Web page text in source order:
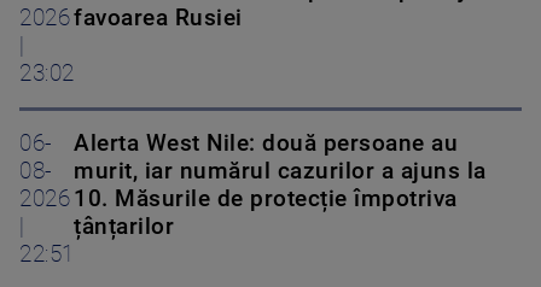
2026
23:02
favoarea Rusiei
06-
08-
2026
22:51
Alerta West Nile: două persoane au
murit, iar numărul cazurilor a ajuns la
10. Măsurile de protecție împotriva
țânțarilor